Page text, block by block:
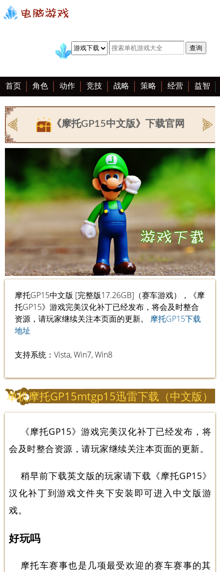
首页 角色 动作 竞技 战略 策略 经营 益智
冒险 棋牌 赛车 手游 恋爱 客户端 大全
《摩托GP15中文版》下载官网
摩托GP15中文版 [完整版17.26GB]（赛车游戏），《摩
托GP15》游戏完美汉化补丁已经发布，将会及时整合
资源，请玩家继续关注本页面的更新。 摩托GP15下载
地址
支持系统：Vista, Win7, Win8
单机摩托GP15mtgp15迅雷下载（中文版）
《摩托GP15》游戏完美汉化补丁已经发布，将
会及时整合资源，请玩家继续关注本页面的更新。
稍早前下载英文版的玩家请下载 《摩托GP15》
汉化补丁到游戏文件夹下安装即可进入中文版游
戏。
好玩吗
摩托车赛事也是几项最受欢迎的赛车赛事的其